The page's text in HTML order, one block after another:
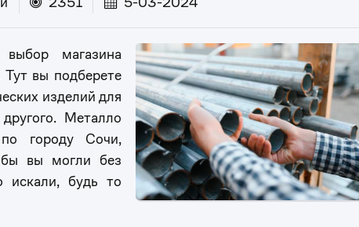
магазина
вы подберете
изделий для
Металло
городу Сочи,
бы вы могли без
искали, будь то